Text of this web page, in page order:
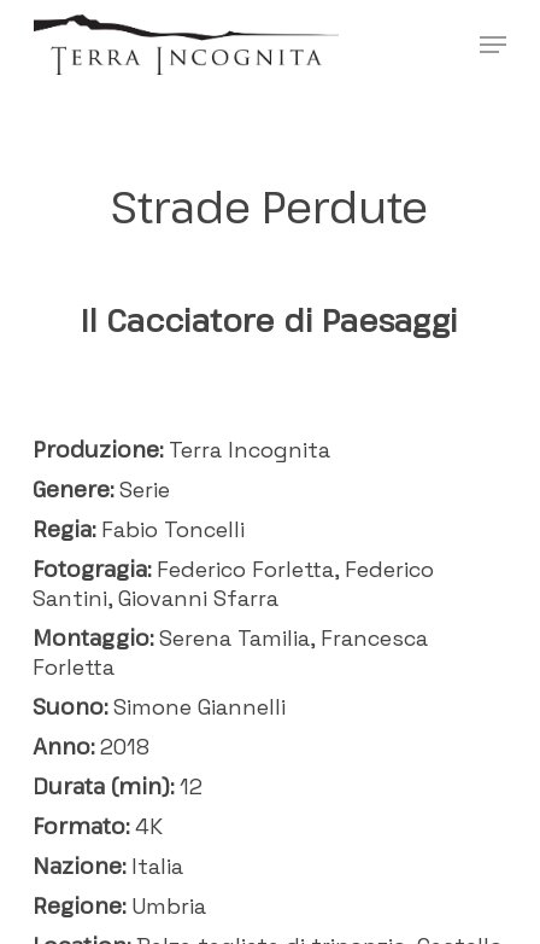
Menu
Strade Perdute
Il Cacciatore di Paesaggi
Produzione:Terra Incognita
Genere:Serie
Regia:Fabio Toncelli
Fotogragia:Federico Forletta, Federico
Santini, Giovanni Sfarra
Montaggio:Serena Tamilia, Francesca
Forletta
Suono:Simone Giannelli
Anno:2018
Durata (min):12
Formato:4K
Nazione:Italia
Regione:Umbria